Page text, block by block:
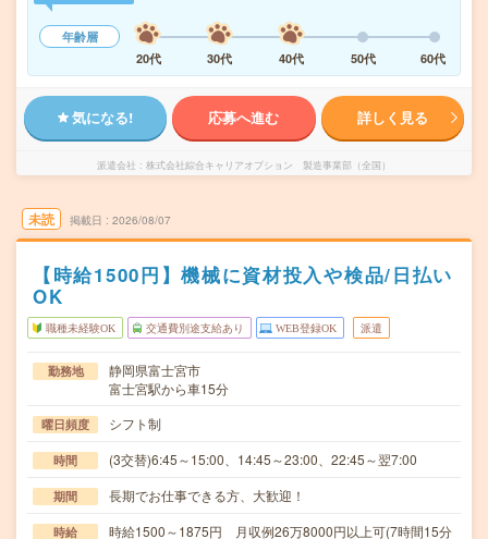
年齢層
20代
30代 40代 50代 60代
気になる! 応募へ進む 詳しく見る
派遣会社 株式会社綜合キャリアオプション 製造事業部（全国）
未読 掲載日 2026/08/07
【時給1500円】機械に資材投入や検品/日払い
OK
職種未経験OK 交通費別途支給あり WEB登録OK 派遣
勤務地
静岡県富士宮市
富士宮駅から車15分
曜日頻度 シフト制
時間 (3交替)6:45～15:00、14:45～23:00、22:45～翌7:00
期間 長期でお仕事できる方、大歓迎！
時給
時給1500～1875円 月収例26万8000円以上可(7時間15分